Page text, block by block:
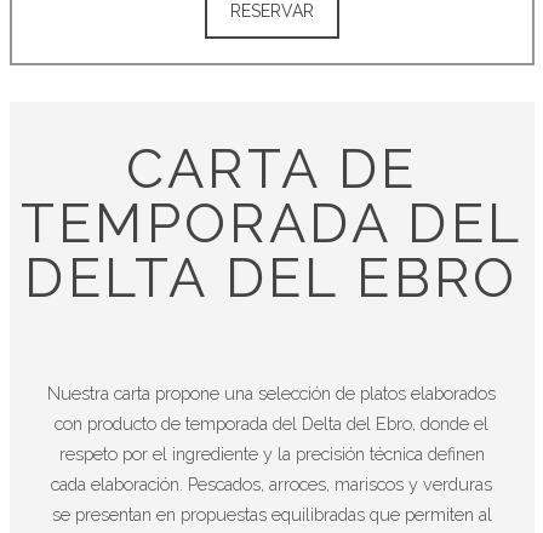
RESERVAR
CARTA DE
TEMPORADA DEL
DELTA DEL EBRO
Nuestra carta propone una selección de platos elaborados
con producto de temporada del Delta del Ebro, donde el
respeto por el ingrediente y la precisión técnica definen
cada elaboración. Pescados, arroces, mariscos y verduras
se presentan en propuestas equilibradas que permiten al